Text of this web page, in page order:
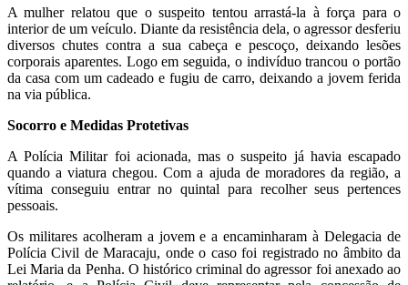
A mulher relatou que o suspeito tentou arrastá-la à força para o
interior de um veículo. Diante da resistência dela, o agressor desferiu
diversos chutes contra a sua cabeça e pescoço, deixando lesões
corporais aparentes. Logo em seguida, o indivíduo trancou o portão
da casa com um cadeado e fugiu de carro, deixando a jovem ferida
na via pública.
Socorro e Medidas Protetivas
A Polícia Militar foi acionada, mas o suspeito já havia escapado
quando a viatura chegou. Com a ajuda de moradores da região, a
vítima conseguiu entrar no quintal para recolher seus pertences
pessoais.
Os militares acolheram a jovem e a encaminharam à Delegacia de
Polícia Civil de Maracaju, onde o caso foi registrado no âmbito da
Lei Maria da Penha. O histórico criminal do agressor foi anexado ao